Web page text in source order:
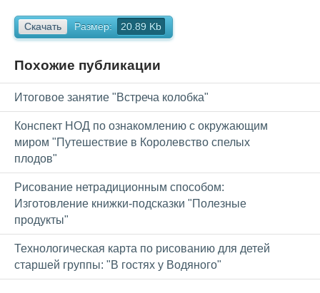
Скачать Размер: 20.89 Kb
Похожие публикации
Итоговое занятие "Встреча колобка"
Конспект НОД по ознакомлению с окружающим
миром "Путешествие в Королевство спелых
плодов"
Рисование нетрадиционным способом:
Изготовление книжки-подсказки "Полезные
продукты"
Технологическая карта по рисованию для детей
старшей группы: "В гостях у Водяного"